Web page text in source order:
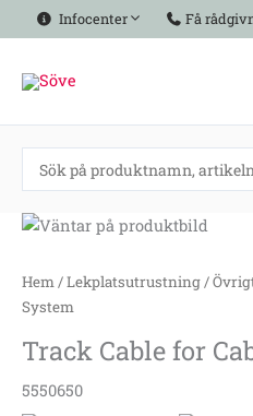
Hoppa
till
Infocenter Få
Hem/Lekplatsutrustning/
System
Track Cable for
5550650
Track
for
Cableway
mängd